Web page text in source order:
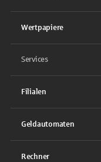
Wertpapiere
Services
Filialen
Geldautomaten
Rechner